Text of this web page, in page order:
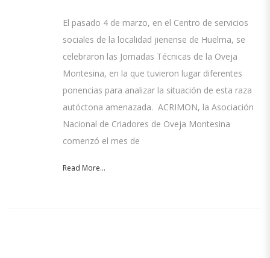
El pasado 4 de marzo, en el Centro de servicios
sociales de la localidad jienense de Huelma, se
celebraron las Jornadas Técnicas de la Oveja
Montesina, en la que tuvieron lugar diferentes
ponencias para analizar la situación de esta raza
autóctona amenazada. ACRIMON, la Asociación
Nacional de Criadores de Oveja Montesina
comenzó el mes de
Read More...